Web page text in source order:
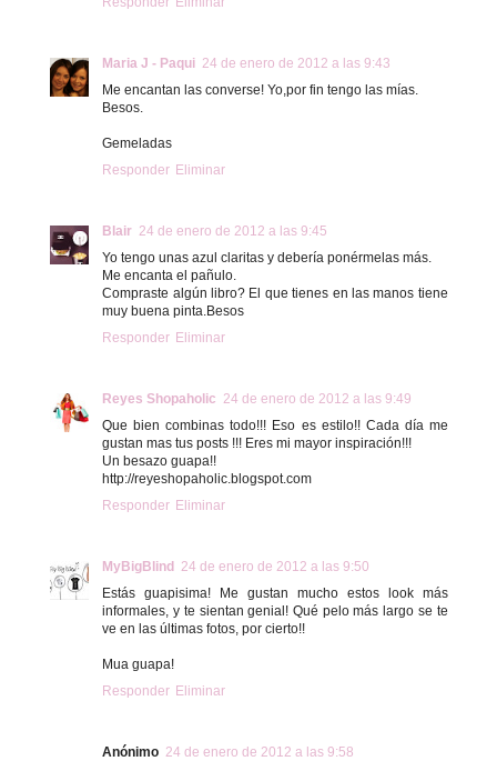
Maria J - Paqui 24 de enero de 2012 a las 9:43
Me encantan las converse! Yo,por fin tengo las mías.
Besos.
Gemeladas
Responder Eliminar
Blair 24 de enero de 2012 a las 9:45
Yo tengo unas azul claritas y debería ponérmelas más.
Me encanta el pañulo.
Compraste algún libro? El que tienes en las manos tiene
muy buena pinta.Besos
Responder Eliminar
Reyes Shopaholic 24 de enero de 2012 a las 9:49
Que bien combinas todo!!! Eso es estilo!! Cada día me
gustan mas tus posts !!! Eres mi mayor inspiración!!!
Un besazo guapa!!
http://reyeshopaholic.blogspot.com
Responder Eliminar
MyBigBlind 24 de enero de 2012 a las 9:50
Estás guapisima! Me gustan mucho estos look más
informales, y te sientan genial! Qué pelo más largo se te
ve en las últimas fotos, por cierto!!
Mua guapa!
Responder Eliminar
Anónimo 24 de enero de 2012 a las 9:58